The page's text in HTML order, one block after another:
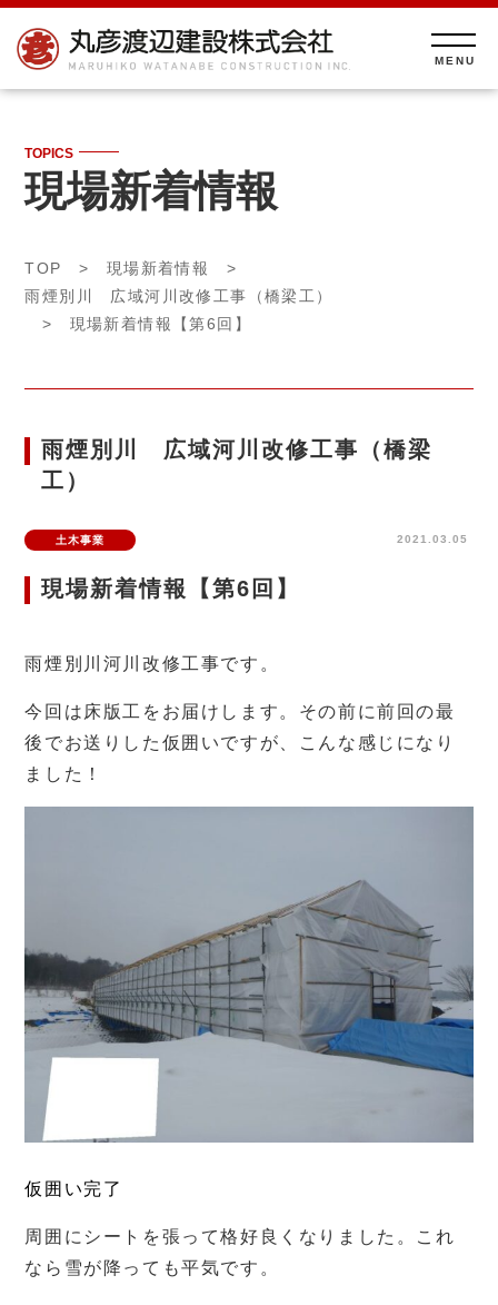
TOPICS
現場新着情報
TOP > 現場新着情報
>
雨煙別川 広域河川改修工事（橋梁工）
> 現場新着情報【第6回】
雨煙別川 広域河川改修工事（橋梁
工）
土木事業 2021.03.05
現場新着情報【第6回】
雨煙別川河川改修工事です。
今回は床版工をお届けします。その前に前回の最
後でお送りした仮囲いですが、こんな感じになり
ました！
仮囲い完了
周囲にシートを張って格好良くなりました。これ
なら雪が降っても平気です。